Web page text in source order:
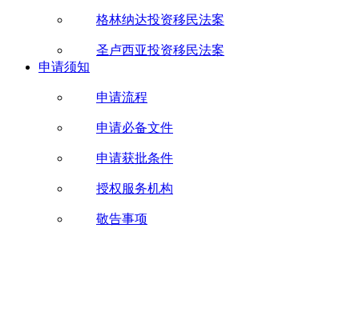
格林纳达投资移民法案
圣卢西亚投资移民法案
申请须知
申请流程
申请必备文件
申请获批条件
授权服务机构
敬告事项